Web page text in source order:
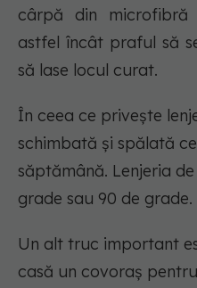
cârpă din
astfel încât praful să
să lase locul curat.
În ceea ce privește
schimbată și spălată
săptămână. Lenjeria
grade sau 90 de grade.
Un alt truc important
casă un covoraș